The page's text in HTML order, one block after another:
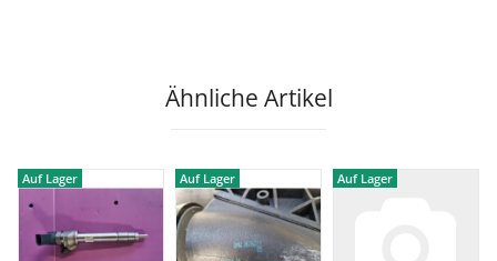
Ähnliche Artikel
Auf Lager Auf Lager Auf Lager